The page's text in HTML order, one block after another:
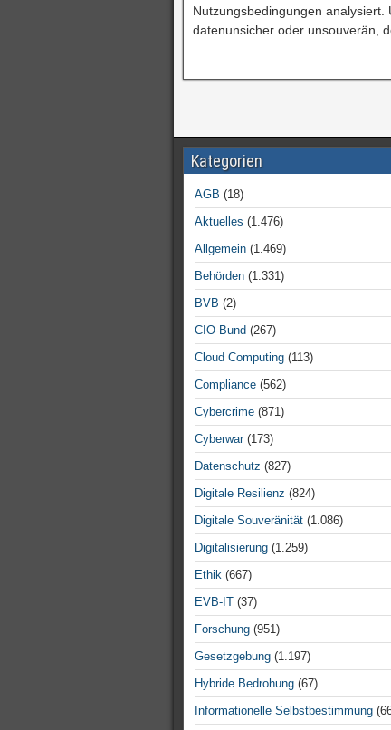
Nutzungsbedingungen
datenunsicher oder unsouverän,
Kategorien
AGB (18)
Aktuelles (1.476)
Allgemein (1.469)
Behörden (1.331)
BVB (2)
CIO-Bund (267)
Cloud Computing (113)
Compliance (562)
Cybercrime (871)
Cyberwar(173)
Datenschutz (827)
Digitale Resilienz (824)
Digitale Souveränität (1.086)
Digitalisierung (1.259)
Ethik (667)
EVB-IT (37)
Forschung (951)
Gesetzgebung (1.197)
Hybride Bedrohung (67)
Informationelle Selbstbestimmung